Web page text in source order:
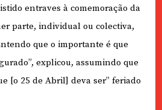
entraves à comemoração da
parte, individual ou colectiva,
que o importante é que
explicou, assumindo que
[o 25 de Abril] deva ser” feriado